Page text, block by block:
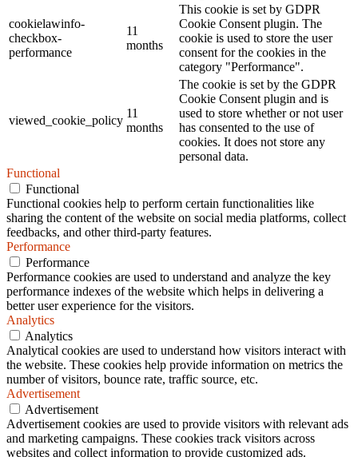
cookielawinfo-
checkbox-
performance
11
months
This cookie is set by GDPR
Cookie Consent plugin. The
cookie is used to store the user
consent for the cookies in the
category "Performance".
viewed_cookie_policy
11
months
The cookie is set by the GDPR
Cookie Consent plugin and is
used to store whether or not user
has consented to the use of
cookies. It does not store any
personal data.
Functional
Functional
Functional cookies help to perform certain functionalities like
sharing the content of the website on social media platforms, collect
feedbacks, and other third-party features.
Performance
Performance
Performance cookies are used to understand and analyze the key
performance indexes of the website which helps in delivering a
better user experience for the visitors.
Analytics
Analytics
Analytical cookies are used to understand how visitors interact with
the website. These cookies help provide information on metrics the
number of visitors, bounce rate, traffic source, etc.
Advertisement
Advertisement
Advertisement cookies are used to provide visitors with relevant ads
and marketing campaigns. These cookies track visitors across
websites and collect information to provide customized ads.